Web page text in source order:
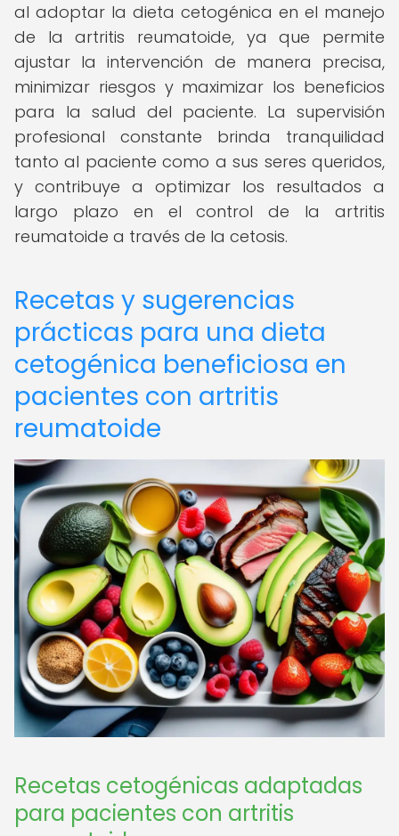
al adoptar la dieta cetogénica en el manejo
de la artritis reumatoide, ya que permite
ajustar la intervención de manera precisa,
minimizar riesgos y maximizar los beneficios
para la salud del paciente. La supervisión
profesional constante brinda tranquilidad
tanto al paciente como a sus seres queridos,
y contribuye a optimizar los resultados a
largo plazo en el control de la artritis
reumatoide a través de la cetosis.
Recetas y sugerencias
prácticas para una dieta
cetogénica beneficiosa en
pacientes con artritis
reumatoide
Recetas cetogénicas adaptadas
para pacientes con artritis